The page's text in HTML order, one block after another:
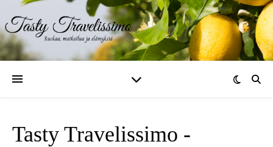
Tasty Travelissimo -